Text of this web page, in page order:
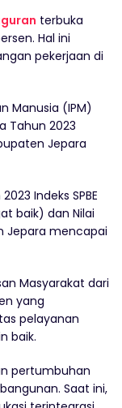
terbuka
Hal ini
pekerjaan di
Manusia (IPM)
Tahun 2023
Jepara
Indeks SPBE
baik) dan Nilai
Jepara mencapai
Masyarakat dari
yang
pelayanan
baik.
pertumbuhan
Saat ini,